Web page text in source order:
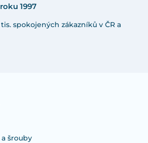
1997
spokojených zákazníků v ČR a
šrouby